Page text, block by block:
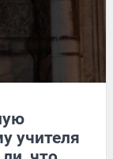
учителя